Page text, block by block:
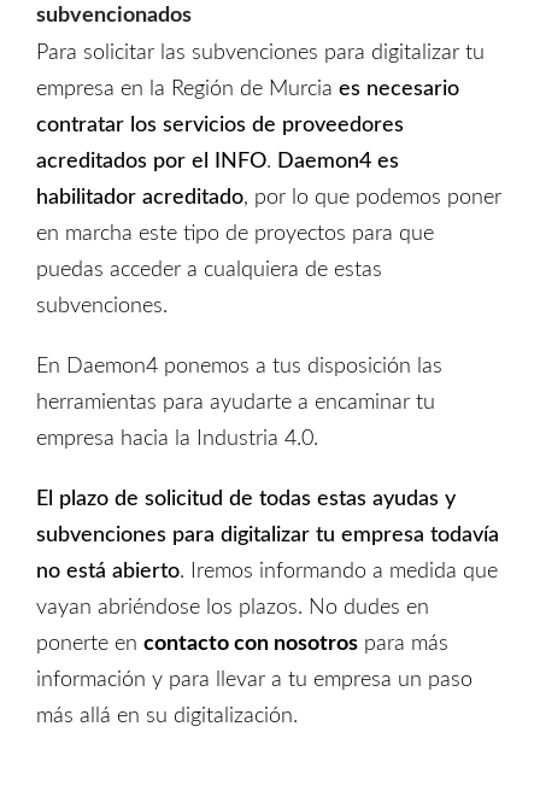
subvencionados
Para solicitar las subvenciones para digitalizar tu
empresa en la Región de Murcia es necesario
contratar los servicios de proveedores
acreditados por el INFO. Daemon4 es
habilitador acreditado, por lo que podemos poner
en marcha este tipo de proyectos para que
puedas acceder a cualquiera de estas
subvenciones.
En Daemon4 ponemos a tus disposición las
herramientas para ayudarte a encaminar tu
empresa hacia la Industria 4.0.
El plazo de solicitud de todas estas ayudas y
subvenciones para digitalizar tu empresa todavía
no está abierto. Iremos informando a medida que
vayan abriéndose los plazos. No dudes en
ponerte en contacto con nosotros para más
información y para llevar a tu empresa un paso
más allá en su digitalización.